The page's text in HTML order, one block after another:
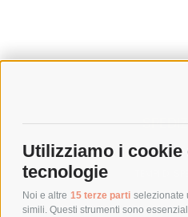
Utilizziamo i cookie
tecnologie
Noi e altre 15 terze parti selezionate
simili. Questi strumenti sono
COSTI DI
POLITICA